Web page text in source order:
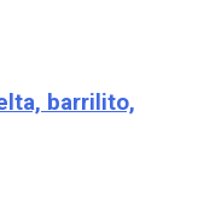
barrilito,